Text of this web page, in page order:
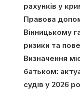
рахунків у
Правова
Вінницькому
ризики та
Визначення
батьком:
судів у 2026